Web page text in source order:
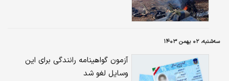
سه‌شنبه، ۰۲ بهمن ۱۴۰۳
آزمون گواهینامه رانندگی برای این
وسایل لغو شد